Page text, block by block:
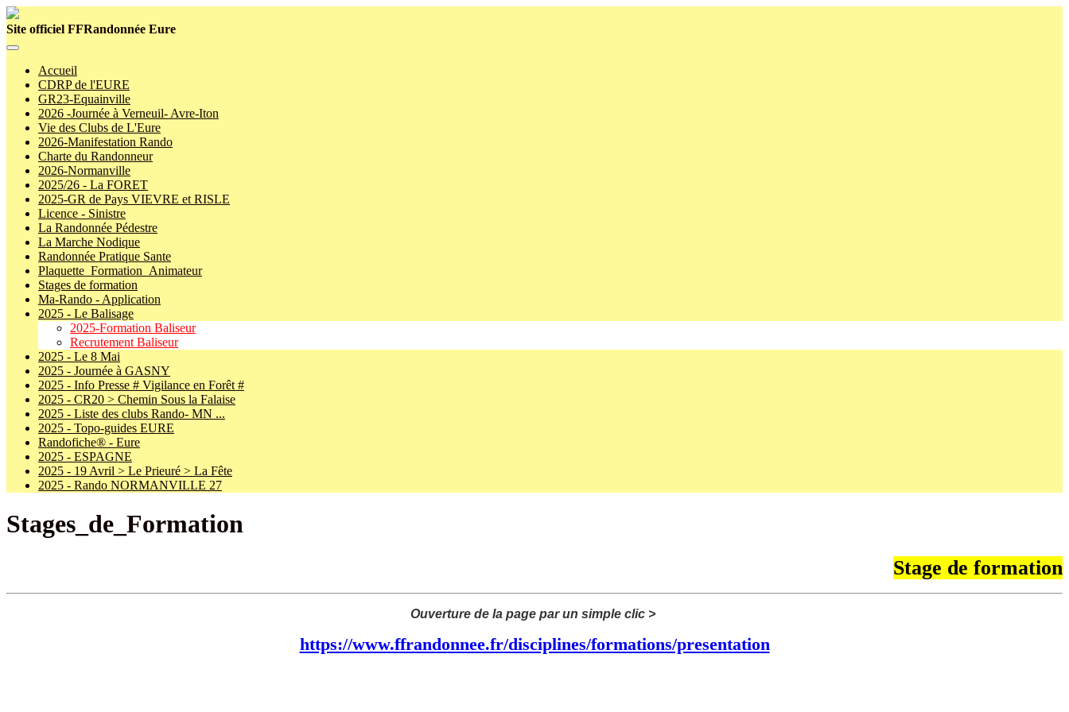
Site officiel FFRandonnée Eure
Accueil
CDRP de l'EURE
GR23-Equainville
2026 -Journée à Verneuil- Avre-Iton
Vie des Clubs de L'Eure
2026-Manifestation Rando
Charte du Randonneur
2026-Normanville
2025/26 - La FORET
2025-GR de Pays VIEVRE et RISLE
Licence - Sinistre
La Randonnée Pédestre
La Marche Nodique
Randonnée Pratique Sante
Plaquette_Formation_Animateur
Stages de formation
Ma-Rando - Application
2025 - Le Balisage
2025-Formation Baliseur
Recrutement Baliseur
2025 - Le 8 Mai
2025 - Journée à GASNY
2025 - Info Presse # Vigilance en Forêt #
2025 - CR20 > Chemin Sous la Falaise
2025 - Liste des clubs Rando- MN ...
2025 - Topo-guides EURE
Randofiche® - Eure
2025 - ESPAGNE
2025 - 19 Avril > Le Prieuré > La Fête
2025 - Rando NORMANVILLE 27
Stages_de_Formation
Stage de formation
Ouverture de la page par un simple clic >
https://www.ffrandonnee.fr/disciplines/formations/presentation